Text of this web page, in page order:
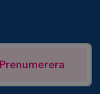
Prenumerera